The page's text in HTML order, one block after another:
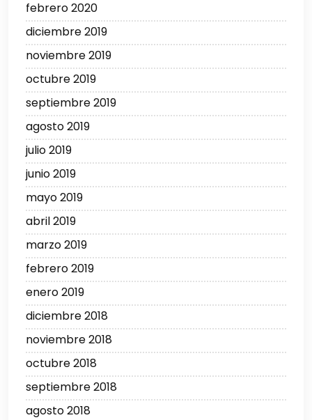
febrero 2020
diciembre 2019
noviembre 2019
octubre 2019
septiembre 2019
agosto 2019
julio 2019
junio 2019
mayo 2019
abril 2019
marzo 2019
febrero 2019
enero 2019
diciembre 2018
noviembre 2018
octubre 2018
septiembre 2018
agosto 2018